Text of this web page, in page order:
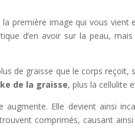
la première image qui vous
d’en avoir sur la peau,
graisse que le corps reçoit,
de la graisse, plus la cellulite
Elle devient ainsi
comprimés, causant